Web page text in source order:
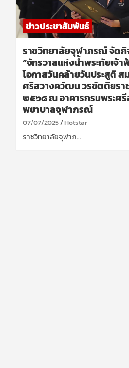
ข่าวประชาสัมพันธ์
ราชวิทยาลัยจุฬาภรณ์ จัดกิ
“จักรวาลแห่งน้ำพระทัยเจ้
โอกาสวันคล้ายวันประสูติ ส
ศรีสวางควัฒน วรขัตติยรา
๒๕๖๘ ณ อาคารกรมพระศ
พยาบาลจุฬาภรณ์
07/07/2025 Hotstar
ราชวิทยาลัยจุฬาภ…